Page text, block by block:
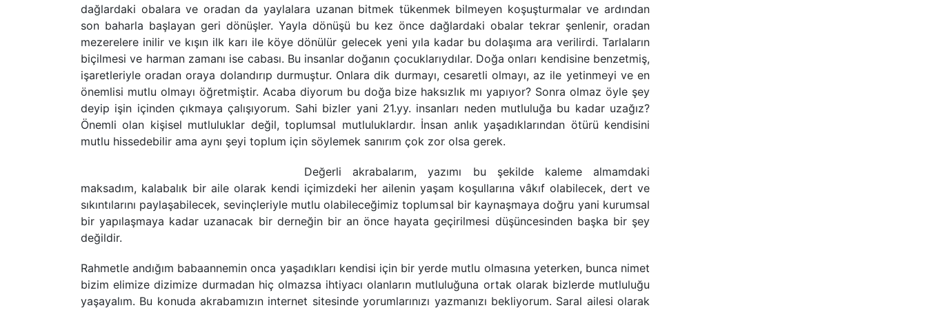
dağlardaki obalara ve oradan da yaylalara uzanan bitmek tükenmek bilmeyen koşuşturmalar ve ardından
son baharla başlayan geri dönüşler. Yayla dönüşü bu kez önce dağlardaki obalar tekrar şenlenir, oradan
mezerelere inilir ve kışın ilk karı ile köye dönülür gelecek yeni yıla kadar bu dolaşıma ara verilirdi. Tarlaların
biçilmesi ve harman zamanı ise cabası. Bu insanlar doğanın çocuklarıydılar. Doğa onları kendisine benzetmiş,
işaretleriyle oradan oraya dolandırıp durmuştur. Onlara dik durmayı, cesaretli olmayı, az ile yetinmeyi ve en
önemlisi mutlu olmayı öğretmiştir. Acaba diyorum bu doğa bize haksızlık mı yapıyor? Sonra olmaz öyle şey
deyip işin içinden çıkmaya çalışıyorum. Sahi bizler yani 21.yy. insanları neden mutluluğa bu kadar uzağız?
Önemli olan kişisel mutluluklar değil, toplumsal mutluluklardır. İnsan anlık yaşadıklarından ötürü kendisini
mutlu hissedebilir ama aynı şeyi toplum için söylemek sanırım çok zor olsa gerek.
Değerli akrabalarım, yazımı bu şekilde kaleme almamdaki
maksadım, kalabalık bir aile olarak kendi içimizdeki her ailenin yaşam koşullarına vâkıf olabilecek, dert ve
sıkıntılarını paylaşabilecek, sevinçleriyle mutlu olabileceğimiz toplumsal bir kaynaşmaya doğru yani kurumsal
bir yapılaşmaya kadar uzanacak bir derneğin bir an önce hayata geçirilmesi düşüncesinden başka bir şey
değildir.
Rahmetle andığım babaannemin onca yaşadıkları kendisi için bir yerde mutlu olmasına yeterken, bunca nimet
bizim elimize dizimize durmadan hiç olmazsa ihtiyacı olanların mutluluğuna ortak olarak bizlerde mutluluğu
yaşayalım. Bu konuda akrabamızın internet sitesinde yorumlarınızı yazmanızı bekliyorum. Saral ailesi olarak